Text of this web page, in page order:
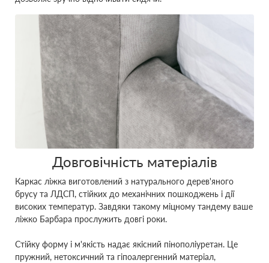
Довговічність матеріалів
Каркас ліжка виготовлений з натурального дерев'яного
брусу та ЛДСП, стійких до механічних пошкоджень і дії
високих температур. Завдяки такому міцному тандему ваше
ліжко Барбара прослужить довгі роки.
Стійку форму і м'якість надає якісний пінополіуретан. Це
пружний, нетоксичний та гіпоалергенний матеріал,